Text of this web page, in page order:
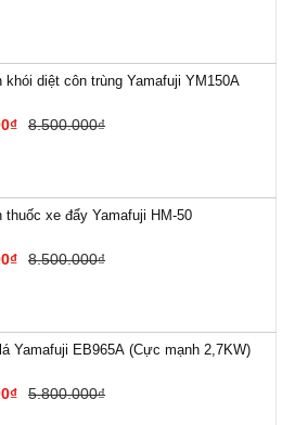
khói diệt côn trùng Yamafuji YM150A
8.500.000₫
thuốc xe đẩy Yamafuji HM-50
8.500.000₫
Yamafuji EB9​65A (Cực mạnh 2,7KW)
5.800.000₫